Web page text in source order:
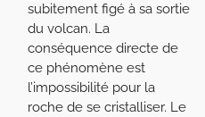
subitement figé à sa sortie
du volcan. La
conséquence directe de
ce phénomène est
l’impossibilité pour la
roche de se cristalliser. Le